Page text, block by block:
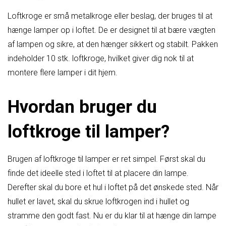
Loftkroge er små metalkroge eller beslag, der bruges til at
hænge lamper op i loftet. De er designet til at bære vægten
af ​​lampen og sikre, at den hænger sikkert og stabilt. Pakken
indeholder 10 stk. loftkroge, hvilket giver dig nok til at
montere flere lamper i dit hjem.
Hvordan bruger du
loftkroge til lamper?
Brugen af ​​loftkroge til lamper er ret simpel. Først skal du
finde det ideelle sted i loftet til at placere din lampe.
Derefter skal du bore et hul i loftet på det ønskede sted. Når
hullet er lavet, skal du skrue loftkrogen ind i hullet og
stramme den godt fast. Nu er du klar til at hænge din lampe